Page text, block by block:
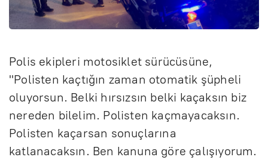
Polis ekipleri motosiklet sürücüsüne,
"Polisten kaçtığın zaman otomatik şüpheli
oluyorsun. Belki hırsızsın belki kaçaksın biz
nereden bilelim. Polisten kaçmayacaksın.
Polisten kaçarsan sonuçlarına
katlanacaksın. Ben kanuna göre çalışıyorum.